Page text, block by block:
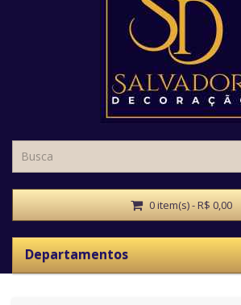
0 item(s) - R$ 0,00
Departamentos